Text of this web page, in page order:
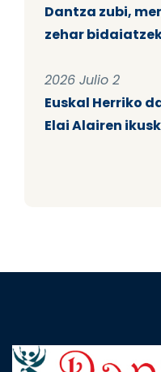
Dantza zubi,
zehar
2026 Julio 2
Euskal Herriko
Elai Alairen